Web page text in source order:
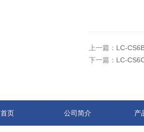
上一篇： LC-
下一篇： LC-
首页 公司简介 产